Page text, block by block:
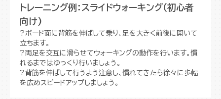
トレーニング例：スライドウォーキング(初心者
向け)
?ボード面に背筋を伸ばして乗り、足を大きく前後に開いて
立ちます。
?両足を交互に滑らせてウォーキングの動作を行います。慣
れるまではゆっくり行いましょう。
?背筋を伸ばして行うよう注意し、慣れてきたら徐々に歩幅
を広めスピードアップしましょう。